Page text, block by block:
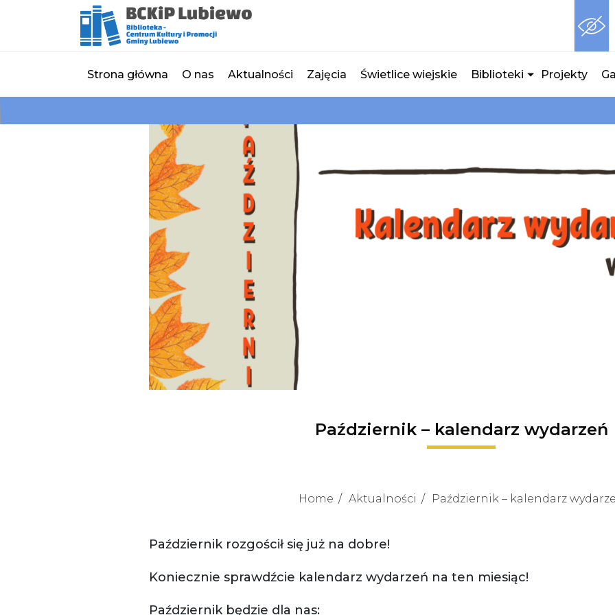
Strona główna O nas Aktualności Zajęcia Świetlice wiejskie Biblioteki Projekty
Październik – kalendarz wydarzeń
Home Aktualności Październik – kalendarz
Październik rozgościł się już na dobre!
Koniecznie sprawdźcie kalendarz wydarzeń na ten miesiąc!
Październik będzie dla nas: